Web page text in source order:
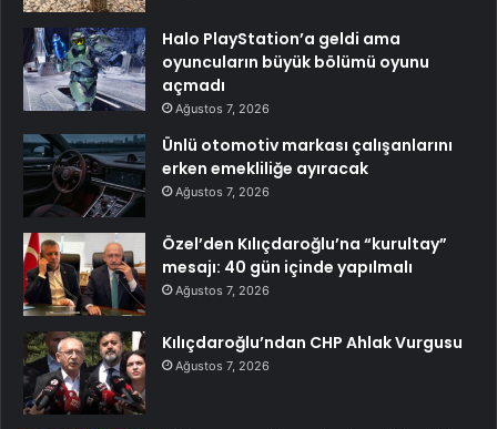
Halo PlayStation’a geldi ama
oyuncuların büyük bölümü oyunu
açmadı
Ağustos 7, 2026
Ünlü otomotiv markası çalışanlarını
erken emekliliğe ayıracak
Ağustos 7, 2026
Özel’den Kılıçdaroğlu’na “kurultay”
mesajı: 40 gün içinde yapılmalı
Ağustos 7, 2026
Kılıçdaroğlu’ndan CHP Ahlak Vurgusu
Ağustos 7, 2026